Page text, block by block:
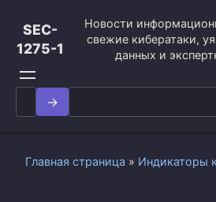
контенту
SEC-
1275-1
Новости
свежие кибератаки,
данных и
Search
for:
Главная страница » Индикаторы